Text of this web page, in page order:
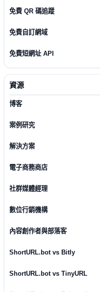
免費 QR 碼追蹤
免費自訂網域
免費短網址 API
資源
博客
案例研究
解決方案
電子商務商店
社群媒體經理
數位行銷機構
內容創作者與部落客
ShortURL.bot vs Bitly
ShortURL.bot vs TinyURL